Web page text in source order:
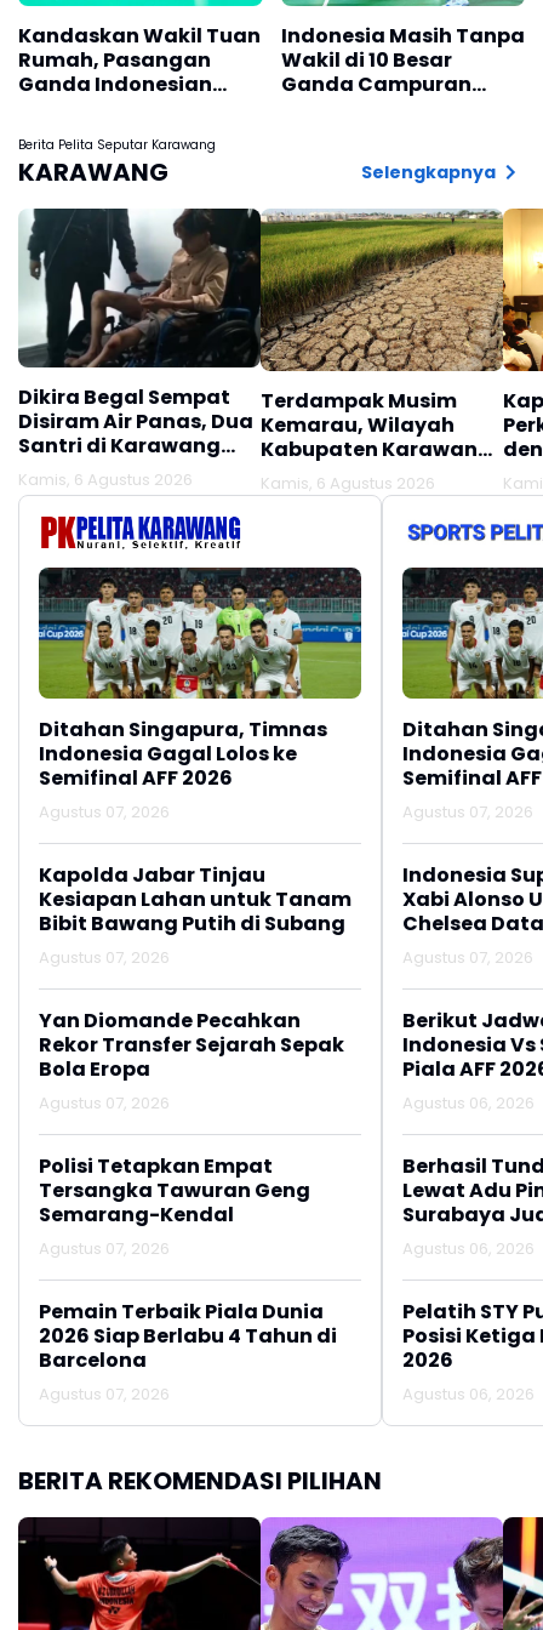
Kandaskan Wakil Tuan
Rumah, Pasangan
Ganda Indonesian
Final China Open 2026
Indonesia Masih Tanpa
Wakil di 10 Besar
Ganda Campuran
Berita Pelita Seputar Karawang
KARAWANG Selengkapnya
Dikira Begal Sempat
Disiram Air Panas, Dua
Santri di Karawang
Terluka Akibat Aksi
Oknum Linmas
Kamis, 6 Agustus 2026
Terdampak Musim
Kemarau, Wilayah
Kabupaten Karawang
Kekeringan Makin
Meluas
Kamis, 6 Agustus 2026
Ditahan Singapura, Timnas
Indonesia Gagal Lolos ke
Semifinal AFF 2026
Agustus 07, 2026
Kapolda Jabar Tinjau
Kesiapan Lahan untuk Tanam
Bibit Bawang Putih di Subang
Agustus 07, 2026
Yan Diomande Pecahkan
Rekor Transfer Sejarah Sepak
Bola Eropa
Agustus 07, 2026
Polisi Tetapkan Empat
Tersangka Tawuran Geng
Semarang-Kendal
Agustus 07, 2026
Pemain Terbaik Piala Dunia
2026 Siap Berlabu 4 Tahun di
Barcelona
Agustus 07, 2026
Ditahan
Indonesia
Semifinal
Agustus 07, 2026
Indonesia
Xabi Alonso
Chelsea
Agustus 07, 2026
Berikut
Indonesia
Piala AFF
Agustus 06, 2026
Berhasil
Lewat Adu
Surabaya
2026
Agustus 06, 2026
Pelatih STY
Posisi Ketiga
2026
Agustus 06, 2026
BERITA REKOMENDASI PILIHAN